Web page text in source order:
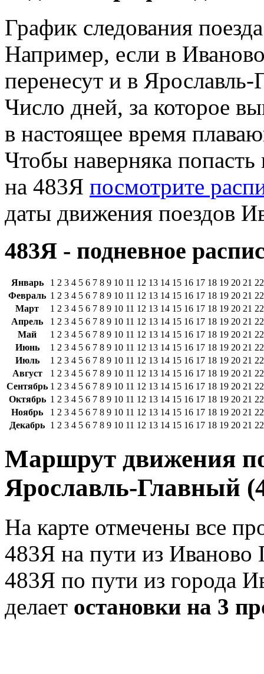
График следования
Например, если в
перенесут и в
Число дней, за которое
в настоящее время
Чтобы наверняка
на 483Я посмотрите
даты движения поездов
483Я - подневное
Январь 1 2 3 4 5 6 7 8 9 10 11 12 13 14 15 16 17 18 19 20 21 22
Февраль 1 2 3 4 5 6 7 8 9 10 11 12 13 14 15 16 17 18 19 20 21 22
Март
1 2 3 4 5 6 7 8 9 10 11 12 13 14 15 16 17 18 19 20 21 22
Апрель
1 2 3 4 5 6 7 8 9 10 11 12 13 14 15 16 17 18 19 20 21 22
Май
1 2 3 4 5 6 7 8 9 10 11 12 13 14 15 16 17 18 19 20 21 22
Июнь
1 2 3 4 5 6 7 8 9 10 11 12 13 14 15 16 17 18 19 20 21 22
Июль
1 2 3 4 5 6 7 8 9 10 11 12 13 14 15 16 17 18 19 20 21 22
Август
1 2 3 4 5 6 7 8 9 10 11 12 13 14 15 16 17 18 19 20 21 22
Сентябрь 1 2 3 4 5 6 7 8 9 10 11 12 13 14 15 16 17 18 19 20 21 22
Октябрь 1 2 3 4 5 6 7 8 9 10 11 12 13 14 15 16 17 18 19 20 21 22
Ноябрь
1 2 3 4 5 6 7 8 9 10 11 12 13 14 15 16 17 18 19 20 21 22
Декабрь 1 2 3 4 5 6 7 8 9 10 11 12 13 14 15 16 17 18 19 20 21 22
Маршрут движения
Ярославль-Главный
На карте отмечены все
483Я на пути из Иваново
483Я по пути из города
делает остановки на 3